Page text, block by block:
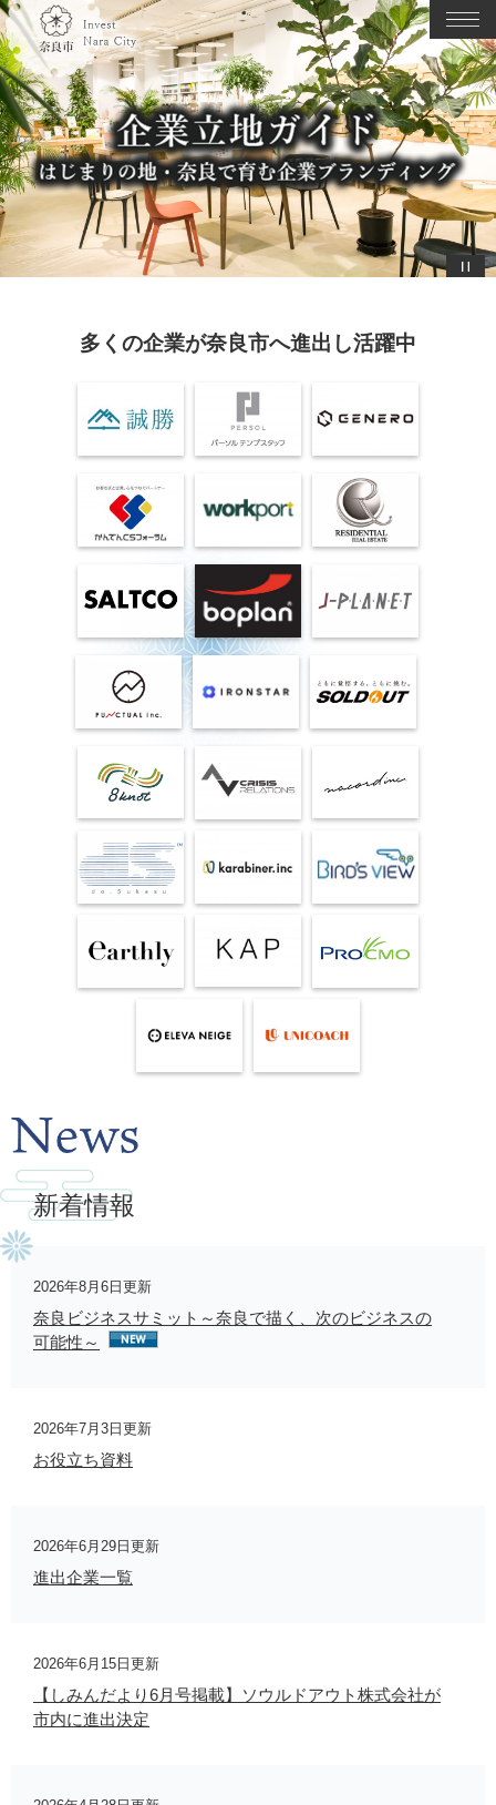
ペ
ー
ジ
の
先
頭
で
す
。
メ
ニ
ュ
ー
を
飛
ば
し
て
本
文
ニ
ュ
ー
多くの企業が奈良市へ進出し活躍中
新着情報
2026年8月6日更新
奈良ビジネスサミット～奈良で描く、次のビジネスの
可能性～
2026年7月3日更新
お役立ち資料
2026年6月29日更新
進出企業一覧
2026年6月15日更新
【しみんだより6月号掲載】ソウルドアウト株式会社が
市内に進出決定